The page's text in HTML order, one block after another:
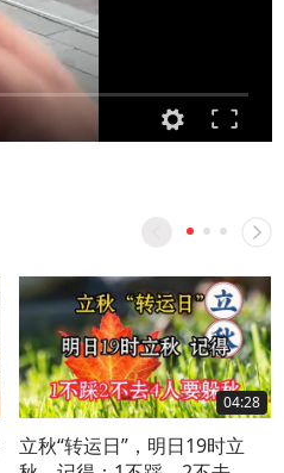
04:28
立秋“转运日”，明日19时立